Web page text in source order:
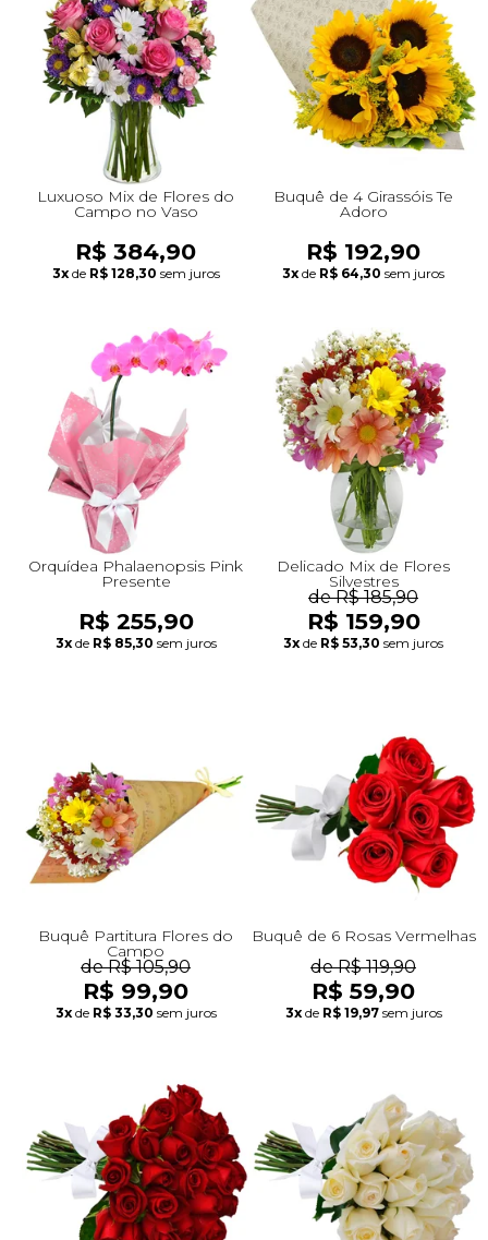
+Presentes com Flores
+Presentes por Ocasião
+Presentes para Família
+Presentes para Todos
+Tipo de Cesta
+Tipos de Buquês
+Tipos de Arranjos
+Tipos de Flores
+Por Cores
+Cidades do Sul
+Cidades do Sudeste
+Cidades do Norte
+Cidades do Nordeste
Luxuoso Mix de Flores do
Campo no Vaso
R$ 384,90
3x de R$ 128,30 sem juros
Buquê de 4 Girassóis Te
Adoro
R$ 192,90
3x de R$ 64,30 sem juros
Orquídea Phalaenopsis Pink
Presente
R$ 255,90
3x de R$ 85,30 sem juros
Delicado Mix de Flores
Silvestres
de R$ 185,90
R$ 159,90
3x de R$ 53,30 sem juros
Buquê Partitura Flores do
Campo
de R$ 105,90
R$ 99,90
3x de R$ 33,30 sem juros
Buquê de 6 Rosas Vermelhas
de R$ 119,90
R$ 59,90
3x de R$ 19,97 sem juros